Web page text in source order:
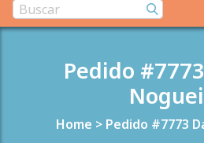
Pedido
Home > Pedido #7773